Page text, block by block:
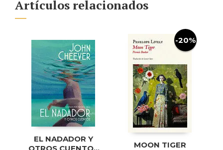
Artículos relacionados
EL NADADOR Y
-20%
MOON TIGER